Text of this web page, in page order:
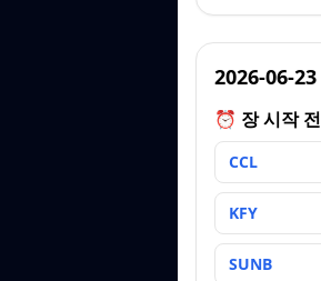
2026-06-23
⏰ 장 시작 전
CCL
KFY
SUNB